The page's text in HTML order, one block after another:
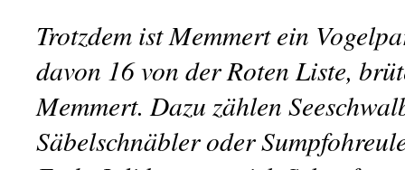
Trotzdem ist Memmert ein
davon 16 von der Roten Liste,
Memmert. Dazu zählen
Säbelschnäbler oder